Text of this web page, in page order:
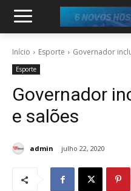
Início Esporte Governador
Esporte
Governador
e salões
admin julho 22, 2020